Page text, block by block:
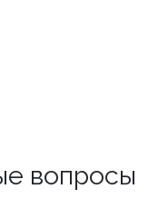
вопросы